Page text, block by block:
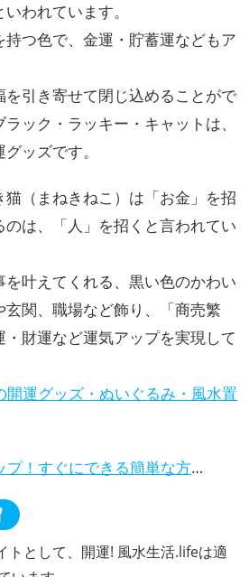
われています。
持つ色で、金運・貯蓄運などもア
引き寄せて閉じ込めることがで
ック・ラッキー・キャットは、
ッズです。
（まねきねこ）は「お金」を招
は、「人」を招くと言われてい
叶えてくれる、黒い色のかわい
関、職場など飾り、「商売繁
財運など運気アップを実現して
開運グッズ・ぬいぐるみ・風水置
！すぐにできる簡単な方法
として、開運! 風水生活.lifeは適